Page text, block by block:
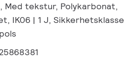
Med tekstur, Polykarbonat,
IK06 | 1 J, Sikkerhetsklasse